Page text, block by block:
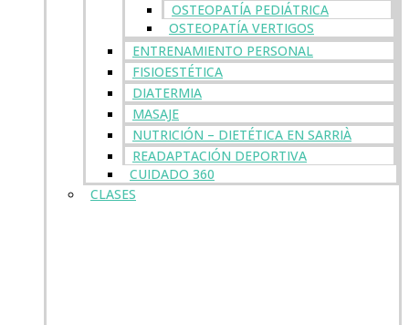
OSTEOPATÍA PEDIÁTRICA
OSTEOPATÍA VERTIGOS
ENTRENAMIENTO PERSONAL
FISIOESTÉTICA
DIATERMIA
MASAJE
NUTRICIÓN – DIETÉTICA EN SARRIÀ
READAPTACIÓN DEPORTIVA
CUIDADO 360
CLASES